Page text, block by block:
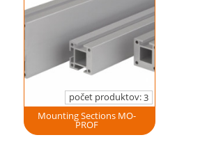
počet produktov:3
Mounting Sections MO-
PROF